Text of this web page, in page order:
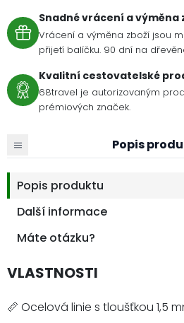
Snadné vrácení a výměna
Vrácení a výměna zboží jsou
přijetí balíčku. 90 dní na
Kvalitní cestovatelské
68travel je autorizovaným
prémiových značek.
Popis
Popis produktu
Další informace
Máte otázku?
VLASTNOSTI
📏 Ocelová linie s tloušťkou 1,5